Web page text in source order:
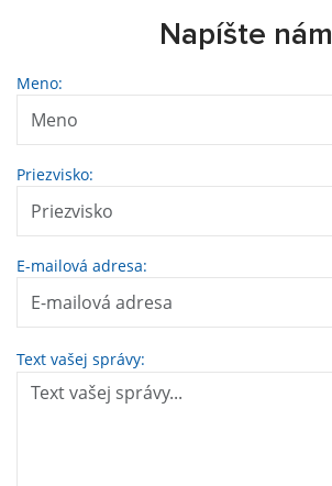
Napíšte nám
Meno:
Priezvisko:
E-mailová adresa:
Text vašej správy: